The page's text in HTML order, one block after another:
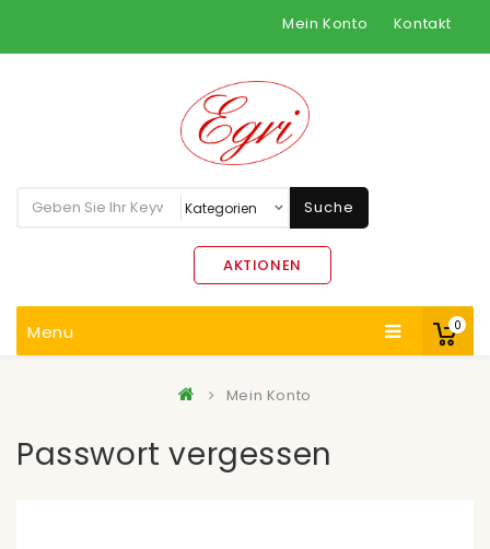
Mein Konto Kontakt
0
Suche
AKTIONEN
Menu
Mein Konto
Passwort vergessen